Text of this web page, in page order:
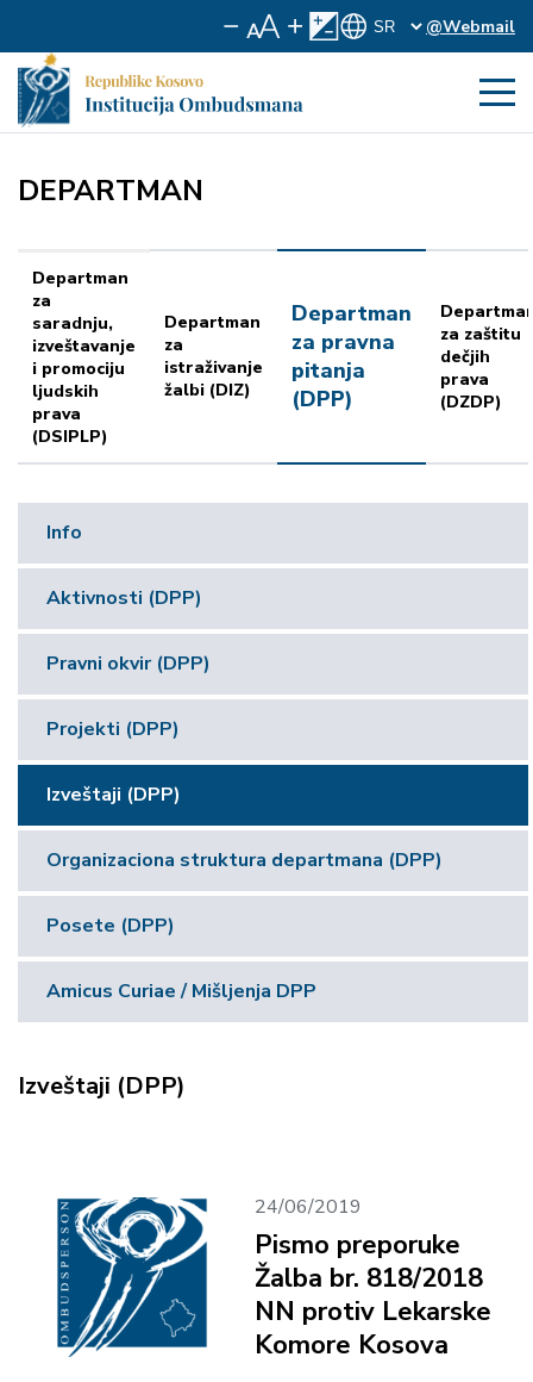
@Webmail
DEPARTMAN
Departman
za
saradnju,
izveštavanje
i promociju
ljudskih
prava
(DSIPLP)
Departman
za
istraživanje
žalbi (DIZ)
Departman
za pravna
pitanja
(DPP)
za zaštitu
dečjih
prava
(DZDP)
Info
Aktivnosti (DPP)
Pravni okvir (DPP)
Projekti (DPP)
Izveštaji (DPP)
Organizaciona struktura departmana (DPP)
Posete (DPP)
Amicus Curiae / Mišljenja DPP
Izveštaji (DPP)
24/06/2019
Pismo preporuke
Žalba br. 818/2018
NN protiv Lekarske
Komore Kosova